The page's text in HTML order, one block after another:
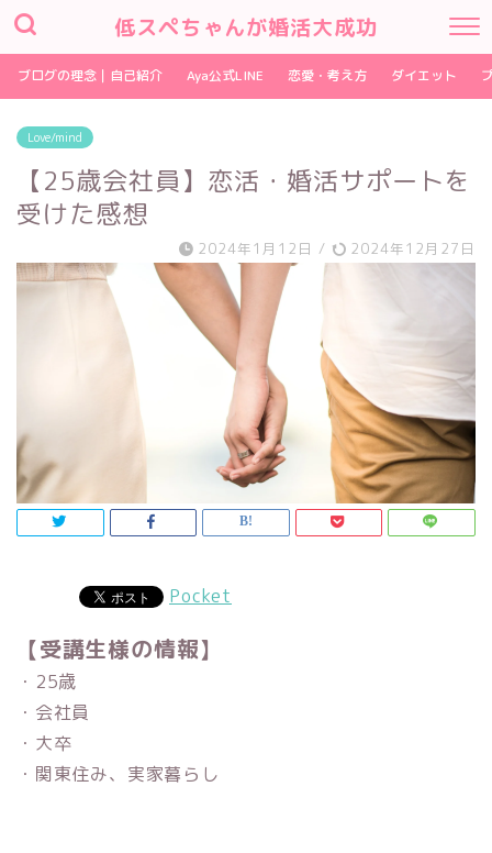
低スペちゃんが婚活大成功
ブログの理念｜自己紹介 Aya公式LINE 恋愛・考え方 ダイエット
Love/mind
【25歳会社員】恋活・婚活サポートを
受けた感想
2024年1月12日 / 2024年12月27日
Pocket
【受講生様の情報】
・25歳
・会社員
・大卒
・関東住み、実家暮らし